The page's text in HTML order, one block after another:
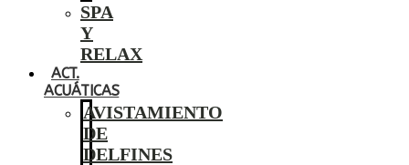
SPA
Y
RELAX
ACT.
ACUÁTICAS
AVISTAMIENTO
DE
DELFINES